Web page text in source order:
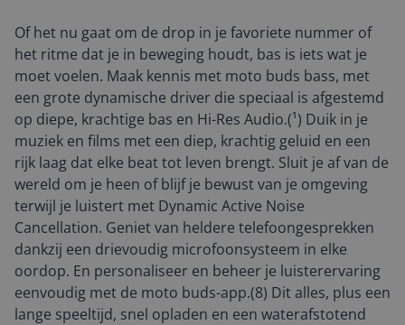
Of het nu gaat om de drop in je favoriete nummer of
het ritme dat je in beweging houdt, bas is iets wat je
moet voelen. Maak kennis met moto buds bass, met
een grote dynamische driver die speciaal is afgestemd
op diepe, krachtige bas en Hi-Res Audio.(¹) Duik in je
muziek en films met een diep, krachtig geluid en een
rijk laag dat elke beat tot leven brengt. Sluit je af van de
wereld om je heen of blijf je bewust van je omgeving
terwijl je luistert met Dynamic Active Noise
Cancellation. Geniet van heldere telefoongesprekken
dankzij een drievoudig microfoonsysteem in elke
oordop. En personaliseer en beheer je luisterervaring
eenvoudig met de moto buds-app.(8) Dit alles, plus een
lange speeltijd, snel opladen en een waterafstotend